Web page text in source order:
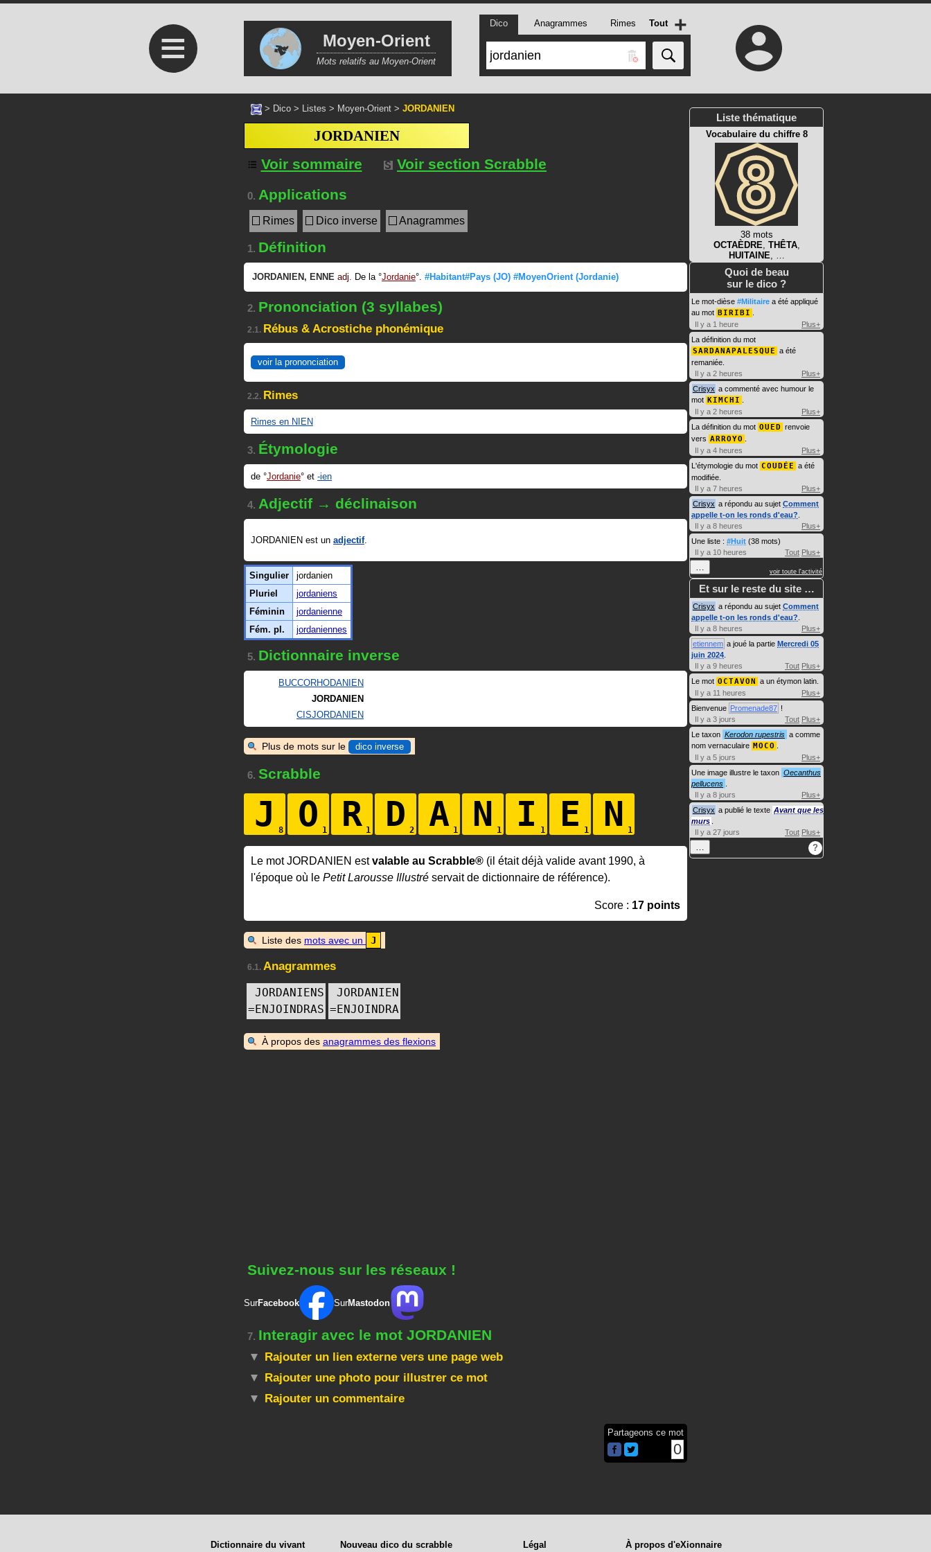
≡ Moyen-Orient
Mots relatifs au Moyen-Orient
Dico Anagrammes Rimes Tout +
> Dico > Listes > Moyen-Orient > JORDANIEN
JORDANIEN
Voir sommaire
Voir section Scrabble
0. Applications
Rimes Dico inverse Anagrammes
1. Définition
JORDANIEN , ENNE adj. De la Jordanie . #Habitant#Pays (JO) #MoyenOrient (Jordanie)
2. Prononciation (3 syllabes)
2.1. Rébus & Acrostiche phonémique
voir la prononciation
2.2. Rimes
Rimes en NIEN
3. Étymologie
de Jordanie et -ien
4. Adjectif → déclinaison
JORDANIEN est un adjectif.
Singulier
jordanien
Pluriel
jordaniens
Féminin
jordanienne
Fém. pl.
jordaniennes
5. Dictionnaire inverse
BUCCORHODANIEN
JORDANIEN
CISJORDANIEN
Plus de mots sur le dico inverse
6. Scrabble
J O R D A N I E N
Le mot JORDANIEN estvalable au Scrabble® (il était déjà valide avant 1990, à
l'époque où le Petit Larousse Illustré servait de dictionnaire de référence).
Score : 17 points
Liste des mots avec un J
6.1. Anagrammes
JORDANIENS
=ENJOINDRAS
JORDANIEN
=ENJOINDRA
À propos des anagrammes des flexions
Suivez-nous sur les réseaux !
SurFacebook SurMastodon
7. Interagir avec le mot JORDANIEN
Rajouter un lien externe vers une page web
Rajouter une photo pour illustrer ce mot
Rajouter un commentaire
Partageons ce mot
0
Liste thématique
Vocabulaire du chiffre 8
38 mots
OCTAÈDRE, THÊTA,
HUITAINE, …
Quoi de beau
sur le dico ?
Le mot-dièse #Militaire a été appliqué
au mot BIRIBI
Il y a 1 heure
Plus+
La définition du mot
SARDANAPALESQUE a été
remaniée.
Il y a 2 heures
Plus+
Crisyx a commenté avec humour le
mot KIMCHI
Il y a 2 heures
Plus+
La définition du mot OUED renvoie
vers ARROYO
Il y a 4 heures
Plus+
L'étymologie du mot COUDÉE a été
modifiée.
Il y a 7 heures
Plus+
Crisyx a répondu au sujet Comment
appelle t-on les ronds d'eau?
Il y a 8 heures
Plus+
Une liste : #Huit (38 mots)
Il y a 10 heures
Tout Plus+
… voir toute l'activité
Et sur le reste du site …
Crisyx a répondu au sujet Comment
appelle t-on les ronds d'eau?
Il y a 8 heures
Plus+
etiennem a joué la partie Mercredi 05
juin 2024
Il y a 9 heures
Tout Plus+
Le mot OCTAVON a un étymon latin.
Il y a 11 heures
Plus+
Bienvenue Promenade87 !
Il y a 3 jours
Tout Plus+
Le taxon Kerodon rupestris a comme
nom vernaculaire MOCO
Il y a 5 jours
Plus+
Une image illustre le taxon Oecanthus
pellucens
Il y a 8 jours
Plus+
Crisyx a publié le texte Avant que les
murs
Il y a 27 jours
Tout Plus+
… ?
Dictionnaire du vivant Nouveau dico du scrabble Légal À propos d'eXionnaire